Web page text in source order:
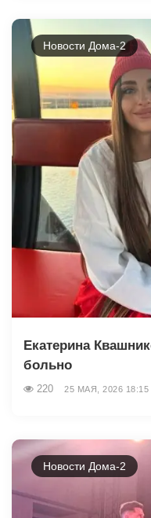
Новости Дома-2
Екатерина
больно
220 25 МАЯ, 2026 18:15
Новости Дома-2